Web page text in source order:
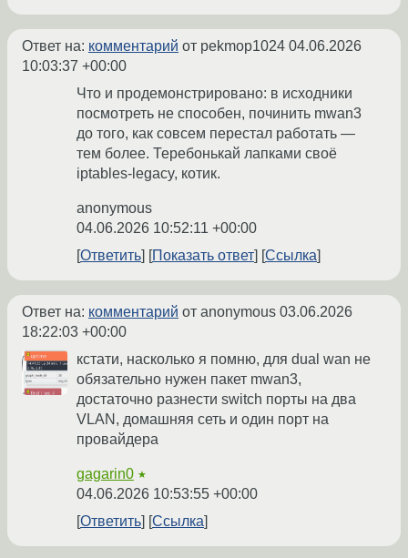
Ответ на: комментарий от pekmop1024 04.06.2026
10:03:37 +00:00
Что и продемонстрировано: в исходники
посмотреть не способен, починить mwan3
до того, как совсем перестал работать —
тем более. Теребонькай лапками своё
iptables-legacy, котик.
anonymous
04.06.2026 10:52:11 +00:00
Ответить
Показать ответ Ссылка
Ответ на: комментарий от anonymous 03.06.2026
18:22:03 +00:00
кстати, насколько я помню, для dual wan не
обязательно нужен пакет mwan3,
достаточно разнести switch порты на два
VLAN, домашняя сеть и один порт на
провайдера
gagarin0 ★
04.06.2026 10:53:55 +00:00
Ответить
Ссылка